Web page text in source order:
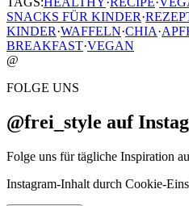
SNACKS FÜR KINDER·
KINDER·WAFFELN·CHIA·
BREAKFAST·VEGAN
@
FOLGE UNS
@frei_style auf
Folge uns für tägliche Inspiration
Instagram-Inhalt durch Cookie-